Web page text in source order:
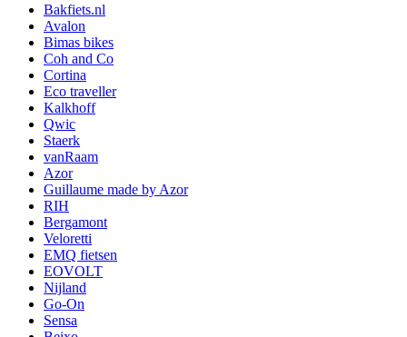
Bakfiets.nl
Avalon
Bimas bikes
Coh and Co
Cortina
Eco traveller
Kalkhoff
Qwic
Staerk
vanRaam
Azor
Guillaume made by Azor
RIH
Bergamont
Veloretti
EMQ fietsen
EOVOLT
Nijland
Go-On
Sensa